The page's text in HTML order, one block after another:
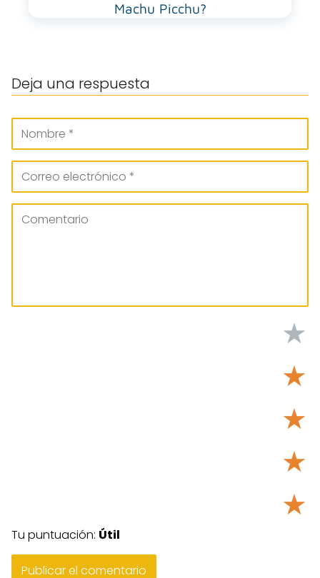
Machu Picchu?
Deja una respuesta
★
★
★
★
★
Tu puntuación: Útil